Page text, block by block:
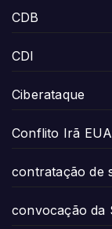
CDB
CDI
Ciberataque
Conflito Irã EUA
contratação de
convocação da